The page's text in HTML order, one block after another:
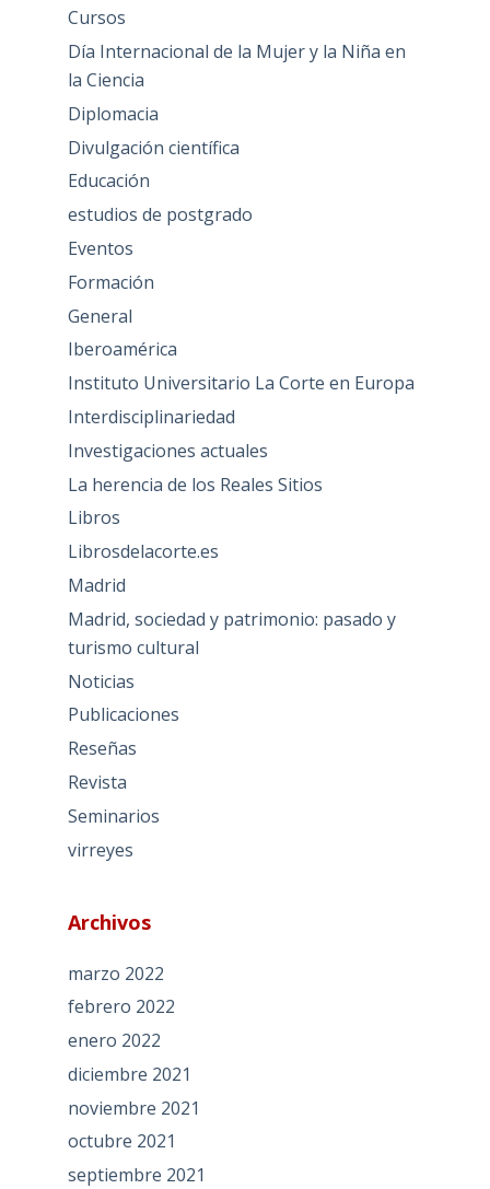
Cursos
Día Internacional de la Mujer y la Niña en
la Ciencia
Diplomacia
Divulgación científica
Educación
estudios de postgrado
Eventos
Formación
General
Iberoamérica
Instituto Universitario La Corte en Europa
Interdisciplinariedad
Investigaciones actuales
La herencia de los Reales Sitios
Libros
Librosdelacorte.es
Madrid
Madrid, sociedad y patrimonio: pasado y
turismo cultural
Noticias
Publicaciones
Reseñas
Revista
Seminarios
virreyes
Archivos
marzo 2022
febrero 2022
enero 2022
diciembre 2021
noviembre 2021
octubre 2021
septiembre 2021